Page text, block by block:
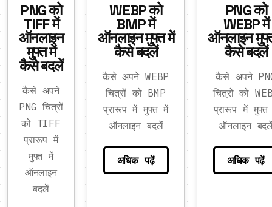
PNG को
TIFF में
ऑनलाइन
मुफ्त में
कैसे बदलें
कैसे अपने
PNG चित्रों
को TIFF
प्रारूप में
मुफ्त में
ऑनलाइन
बदलें
WEBP को
BMP में
ऑनलाइन मुफ्त में
कैसे बदलें
कैसे अपने WEBP
चित्रों को BMP
प्रारूप में मुफ्त में
ऑनलाइन बदलें
अधिक पढ़ें
PNG को
WEBP में
ऑनलाइन
कैसे बदलें
कैसे अपने
चित्रों को
प्रारूप में
ऑनलाइन
अधिक पढ़ें